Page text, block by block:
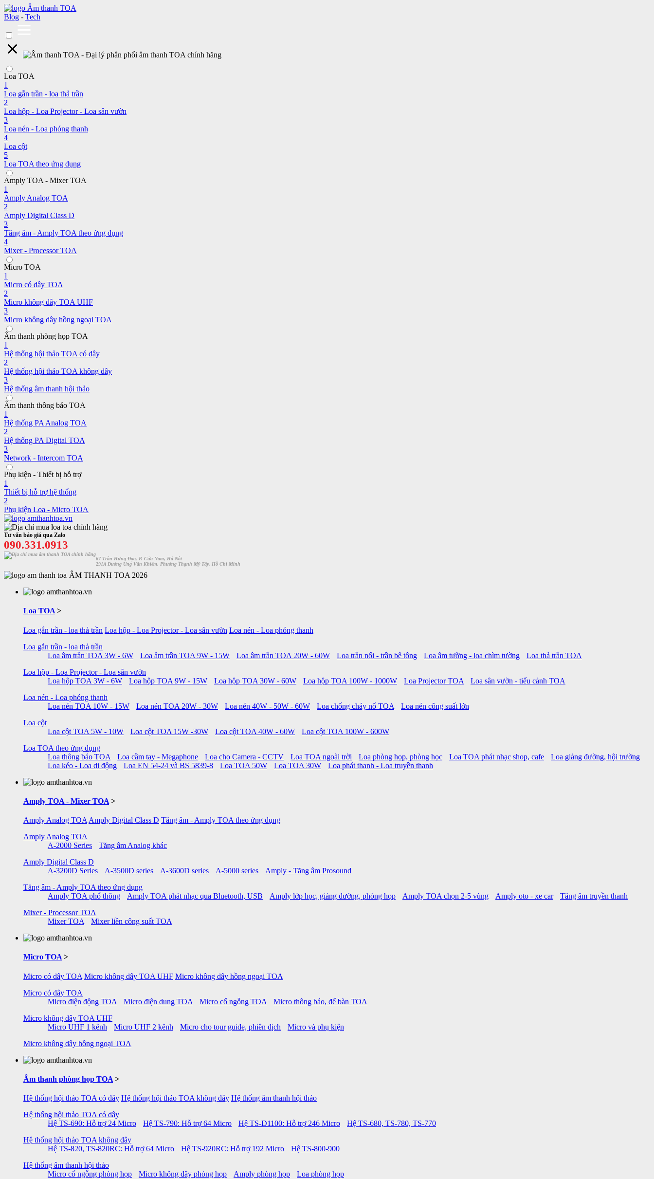
Blog - Tech
Loa TOA
1
Loa gắn trần - loa thả trần
2
Loa hộp - Loa Projector - Loa sân vườn
3
Loa nén - Loa phóng thanh
4
Loa cột
5
Loa TOA theo ứng dụng
Amply TOA - Mixer TOA
1
Amply Analog TOA
2
Amply Digital Class D
3
Tăng âm - Amply TOA theo ứng dụng
4
Mixer - Processor TOA
Micro TOA
1
Micro có dây TOA
2
Micro không dây TOA UHF
3
Micro không dây hồng ngoại TOA
Âm thanh phòng họp TOA
1
Hệ thống hội thảo TOA có dây
2
Hệ thống hội thảo TOA không dây
3
Hệ thống âm thanh hội thảo
Âm thanh thông báo TOA
1
Hệ thống PA Analog TOA
2
Hệ thống PA Digital TOA
3
Network - Intercom TOA
Phụ kiện - Thiết bị hỗ trợ
1
Thiết bị hỗ trợ hệ thống
2
Phụ kiện Loa - Micro TOA
Tư vấn báo giá qua Zalo
090.331.0913
67 Trần Hưng Đạo, P. Cửa Nam, Hà Nội
291A Đường Ung Văn Khiêm, Phường Thạnh Mỹ Tây, Hỗ Chí Minh
ÂM THANH TOA 2026
Loa TOA >
Loa gắn trần - loa thả trần Loa hộp - Loa Projector - Loa sân vườn Loa nén - Loa phóng thanh
Loa gắn trần - loa thả trần
Loa âm trần TOA 3W - 6W
Loa âm trần TOA 9W - 15W Loa âm trần TOA 20W - 60W Loa trần nổi - trần bê tông Loa âm tường - loa chìm tường
Loa thả trần TOA
Loa hộp - Loa Projector - Loa sân vườn
Loa hộp TOA 3W - 6W
Loa hộp TOA 9W - 15W Loa hộp TOA 30W - 60W Loa hộp TOA 100W - 1000W Loa Projector TOA
Loa sân vườn - tiểu cảnh TOA
Loa nén - Loa phóng thanh
Loa nén TOA 10W - 15W
Loa nén TOA 20W - 30W Loa nén 40W - 50W - 60W Loa chống cháy nổ TOA
Loa nén công suất lớn
Loa cột
Loa cột TOA 5W - 10W
Loa cột TOA 15W -30W Loa cột TOA 40W - 60W
Loa cột TOA 100W - 600W
Loa TOA theo ứng dụng
Loa thông báo TOA
Loa cầm tay - Megaphone Loa cho Camera - CCTV Loa TOA ngoài trời Loa phòng họp, phòng học Loa TOA phát nhạc shop, cafe
Loa giảng đường, hội trường
Loa kéo - Loa di động
Loa EN 54-24 và BS 5839-8 Loa TOA 50W Loa TOA 30W Loa phát thanh - Loa truyền thanh
Amply TOA - Mixer TOA >
Amply Analog TOA Amply Digital Class D Tăng âm - Amply TOA theo ứng dụng
Amply Analog TOA
A-2000 Series
Tăng âm Analog khác
Amply Digital Class D
A-3200D Series
A-3500D series A-3600D series A-5000 series
Amply - Tăng âm Prosound
Tăng âm - Amply TOA theo ứng dụng
Amply TOA phổ thông
Amply TOA phát nhạc qua Bluetooth, USB Amply lớp học, giảng đường, phòng họp Amply TOA chọn 2-5 vùng Amply oto - xe car
Tăng âm truyền thanh
Mixer - Processor TOA
Mixer TOA
Mixer liền công suất TOA
Micro TOA >
Micro có dây TOA Micro không dây TOA UHF Micro không dây hồng ngoại TOA
Micro có dây TOA
Micro điện động TOA
Micro điện dung TOA Micro cổ ngỗng TOA
Micro thông báo, để bàn TOA
Micro không dây TOA UHF
Micro UHF 1 kênh
Micro UHF 2 kênh Micro cho tour guide, phiên dịch
Micro và phụ kiện
Micro không dây hồng ngoại TOA
Âm thanh phòng họp TOA >
Hệ thống hội thảo TOA có dây Hệ thống hội thảo TOA không dây Hệ thống âm thanh hội thảo
Hệ thống hội thảo TOA có dây
Hệ TS-690: Hỗ trợ 24 Micro
Hệ TS-790: Hỗ trợ 64 Micro Hệ TS-D1100: Hỗ trợ 246 Micro
Hệ TS-680, TS-780, TS-770
Hệ thống hội thảo TOA không dây
Hệ TS-820, TS-820RC: Hỗ trợ 64 Micro
Hệ TS-920RC: Hỗ trợ 192 Micro
Hệ TS-800-900
Hệ thống âm thanh hội thảo
Micro cổ ngỗng phòng họp
Micro không dây phòng họp Amply phòng họp Loa phòng họp